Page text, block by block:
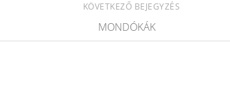
KÖVETKEZŐ BEJEGYZÉS
MONDÓKÁK